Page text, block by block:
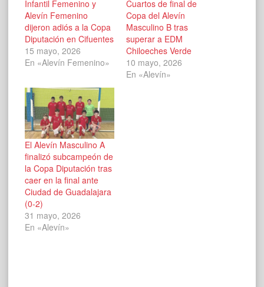
Infantil Femenino y
Alevín Femenino
dijeron adiós a la Copa
Diputación en Cifuentes
15 mayo, 2026
En «Alevín Femenino»
Cuartos de final de
Copa del Alevín
Masculino B tras
superar a EDM
Chiloeches Verde
10 mayo, 2026
En «Alevín»
El Alevín Masculino A
finalizó subcampeón de
la Copa Diputación tras
caer en la final ante
Ciudad de Guadalajara
(0-2)
31 mayo, 2026
En «Alevín»